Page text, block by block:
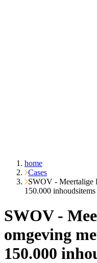
home
Cases
SWOV - Meertalige
150.000 inhoudsitems
SWOV -
omgeving
150.000